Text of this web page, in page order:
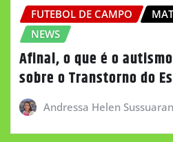
FUTEBOL DE CAMPO
NEWS
Afinal, o que é o
sobre o Transtorno do
Andressa Helen